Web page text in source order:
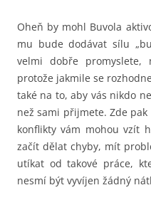
Oheň by mohl Buvola
mu bude dodávat sílu
velmi dobře promyslete,
protože jakmile se
také na to, aby vás nikdo
než sami přijmete. Zde
konflikty vám mohou vzít
začít dělat chyby, mít
utíkat od takové práce,
nesmí být vyvíjen žádný